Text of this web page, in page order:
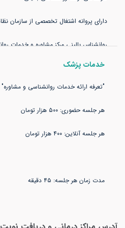
آشنایی با رویکردهای درمانی EFT ،CBT ،ACT و ذهن آگاهی
خدمات پزشک
مدت زمان هر جلسه: ۴۵ دقیقه